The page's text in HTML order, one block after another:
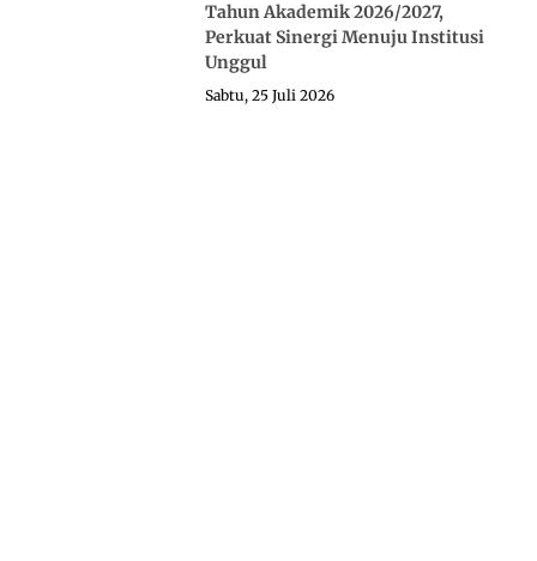
Tahun Akademik 2026/2027,
Perkuat Sinergi Menuju Institusi
Unggul
Sabtu, 25 Juli 2026